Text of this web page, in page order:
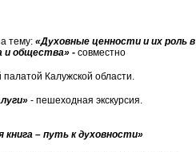
тему: «Духовные ценности и их роль в
и общества» - совместно
Калужской области.
- пешеходная экскурсия.
книга – путь к духовности»